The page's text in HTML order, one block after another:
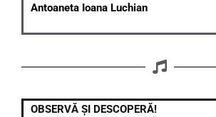
Antoaneta Ioana Luchian
OBSERVĂ ȘI DESCOPERĂ!